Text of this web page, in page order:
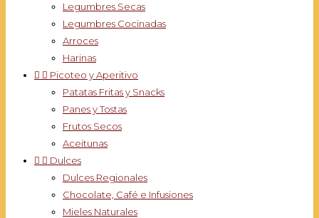
Legumbres Secas
Legumbres Cocinadas
Arroces
Harinas
  Picoteo y Aperitivo
Patatas Fritas y Snacks
Panes y Tostas
Frutos Secos
Aceitunas
  Dulces
Dulces Regionales
Chocolate, Café e Infusiones
Mieles Naturales